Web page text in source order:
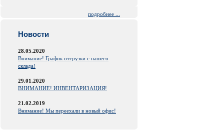
подробнее ...
Новости
28.05.2020
Внимание! График отгрузки с нашего
склада!
29.01.2020
ВНИМАНИЕ! ИНВЕНТАРИЗАЦИЯ!
21.02.2019
Внимание! Мы переехали в новый офис!